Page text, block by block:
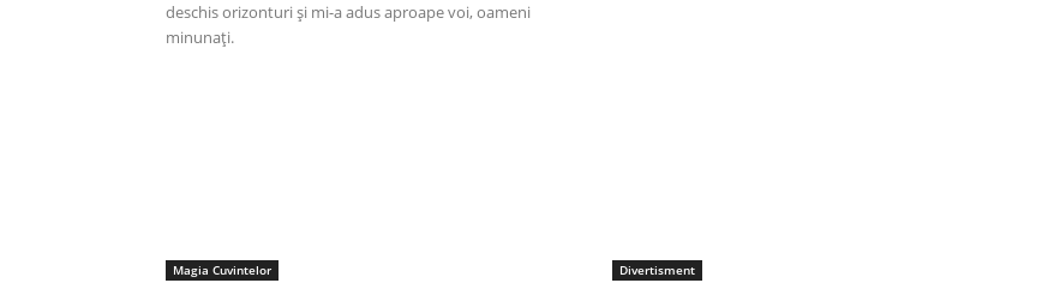
deschis orizonturi și mi-a adus aproape voi, oameni
minunați.
Magia Cuvintelor Divertisment